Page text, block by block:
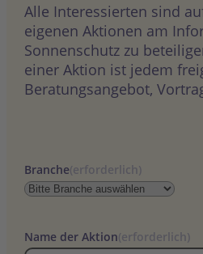
Alle Interessierten sind
eigenen Aktionen am
Sonnenschutz zu
einer Aktion ist jedem
Beratungsangebot,
Branche(erforderlich)
Name der Aktion(erforderlich)